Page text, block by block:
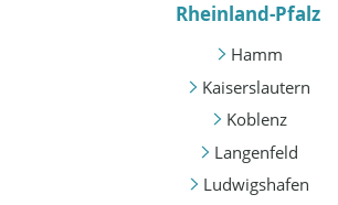
Rheinland-Pfalz
Hamm
Kaiserslautern
Koblenz
Langenfeld
Ludwigshafen